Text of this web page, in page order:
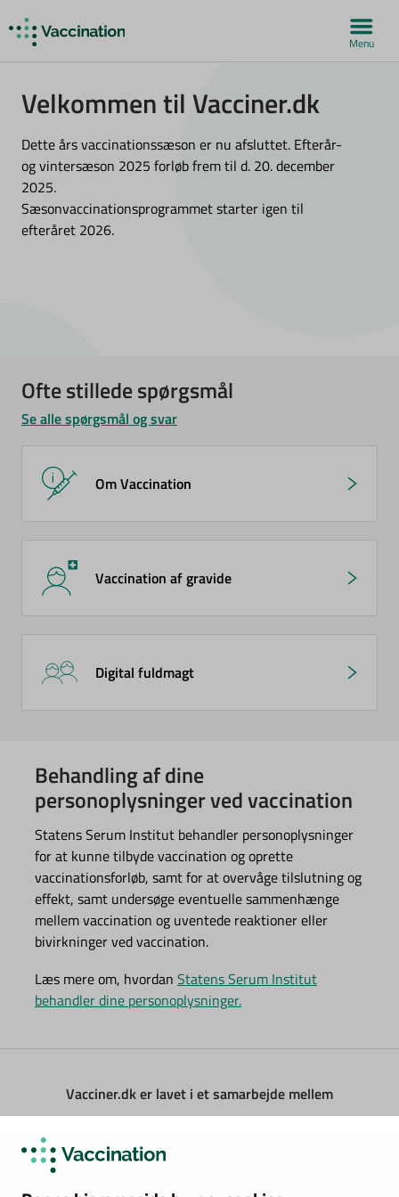
Menu
Velkommen til Vacciner.dk
Dette års vaccinationssæson er nu afsluttet. Efterår-
og vintersæson 2025 forløb frem til d. 20. december
2025.
Sæsonvaccinationsprogrammet starter igen til
efteråret 2026.
Ofte stillede spørgsmål
Se alle spørgsmål og svar
Om Vaccination
Vaccination af gravide
Digital fuldmagt
Behandling af dine
personoplysninger ved vaccination
Statens Serum Institut behandler personoplysninger
for at kunne tilbyde vaccination og oprette
vaccinationsforløb, samt for at overvåge tilslutning og
effekt, samt undersøge eventuelle sammenhænge
mellem vaccination og uventede reaktioner eller
bivirkninger ved vaccination.
Læs mere om, hvordan Statens Serum Institut
behandler dine personoplysninger.
Vacciner.dk er lavet i et samarbejde mellem